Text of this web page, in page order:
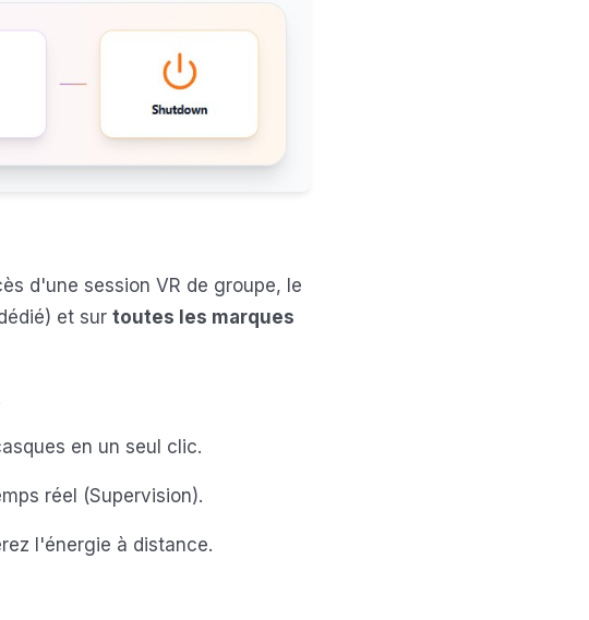
d'une session VR de groupe, le
et sur toutes les marques
en un seul clic.
réel (Supervision).
l'énergie à distance.